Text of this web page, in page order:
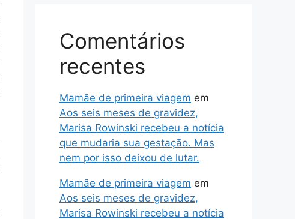
Comentários
recentes
Mamãe de primeira viagem em
Aos seis meses de gravidez,
Marisa Rowinski recebeu a notícia
que mudaria sua gestação. Mas
nem por isso deixou de lutar.
Mamãe de primeira viagem em
Aos seis meses de gravidez,
Marisa Rowinski recebeu a notícia